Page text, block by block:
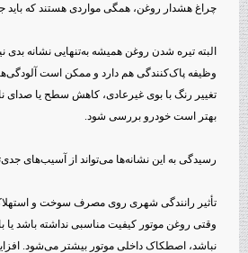
چراغ هشدار روغن، همگی مواردی هستند که باید
البته تیره شدن روغن همیشه به‌تنهایی نشانه
وظیفه پاک‌کنندگی هم دارد و ممکن است آلودگی‌ها
تغییر رنگ با بوی غیرعادی، کاهش سطح یا صدای
بهتر است خودرو بررسی شود.
رسیدگی به این نشانه‌ها می‌تواند از آسیب‌های
تأثیر رانندگی شهری روی مصرف سوخت و
وقتی روغن موتور کیفیت مناسبی نداشته باشد یا
نباشد، اصطکاک داخلی موتور بیشتر می‌شود.